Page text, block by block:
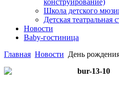
конструирование)
Школа детского
Детская театральная
Новости
Baby-гостиница
Главная Новости День